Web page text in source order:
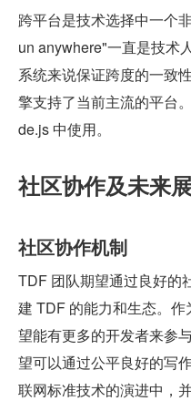
跨平台是技术选择中一个
un anywhere"一直是技术
系统来说保证跨度的一致
擎支持了当前主流的平台
de.js 中使用。
社区协作及未来
社区协作机制
TDF 团队期望通过良好的
建 TDF 的能力和生态。
望能有更多的开发者来参
望可以通过公平良好的写
联网标准技术的演进中，